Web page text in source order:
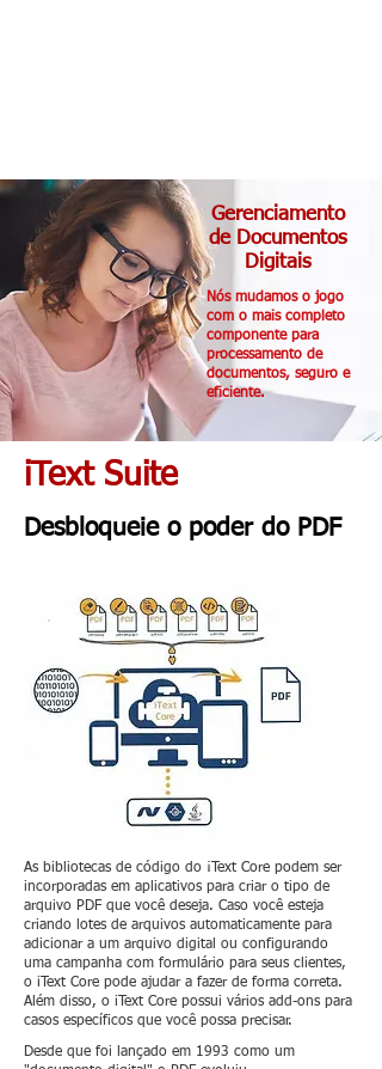
Gerenciamento
de Documentos
Digitais
Nós mudamos o jogo
com o mais completo
componente para
processamento de
documentos, seguro e
eficiente.
iText Suite
Desbloqueie o poder do PDF
As bibliotecas de código do ¡Text Core podem ser
incorporadas em aplicativos para criar o tipo de
arquivo PDF que você deseja. Caso você esteja
criando lotes de arquivos automaticamente para
adicionar a um arquivo digital ou configurando
uma campanha com formulário para seus clientes,
o iText Core pode ajudar a fazer de forma correta.
Além disso, o iText Core possui vários add-ons para
casos específicos que você possa precisar.
Desde que foi lançado em 1993 como um